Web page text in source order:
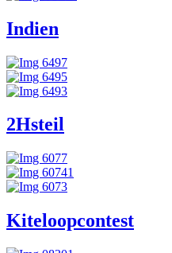
Indien
2Hsteil
Kiteloopcontest